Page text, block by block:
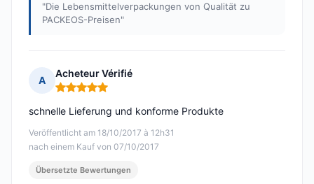
"Die Lebensmittelverpackungen von Qualität zu
PACKEOS-Preisen"
A
Acheteur Vérifié
Hinweis: 5 von 5
Veröffentlicht am 18/10/2017 à 12h31
nach einem Kauf von 07/10/2017
schnelle Lieferung und konforme Produkte
Übersetzte Bewertungen